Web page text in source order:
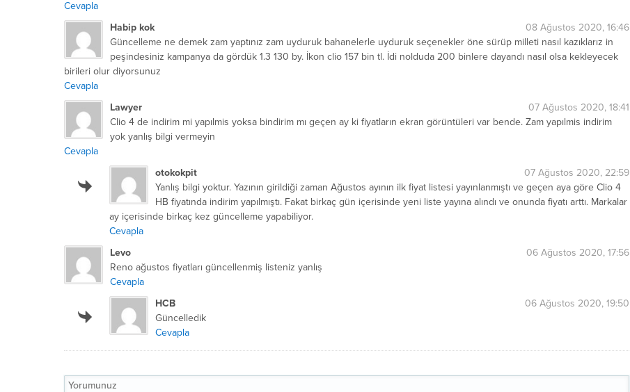
Cevapla
Habip kok
08 Ağustos 2020, 16:46
Güncelleme ne demek zam yaptınız zam uyduruk bahanelerle uyduruk seçenekler öne sürüp milleti nasıl kazıklarız in
peşindesiniz kampanya da gördük 1.3 130 by. İkon clio 157 bin tl. İdi nolduda 200 binlere dayandı nasıl olsa kekleyecek
birileri olur diyorsunuz
Cevapla
Lawyer
07 Ağustos 2020, 18:41
Clio 4 de indirim mi yapılmis yoksa bindirim mı geçen ay ki fiyatların ekran görüntüleri var bende. Zam yapılmis indirim
yok yanlış bilgi vermeyin
Cevapla
otokokpit
07 Ağustos 2020, 22:59
Yanlış bilgi yoktur. Yazının girildiği zaman Ağustos ayının ilk fiyat listesi yayınlanmıştı ve geçen aya göre Clio 4
HB fiyatında indirim yapılmıştı. Fakat birkaç gün içerisinde yeni liste yayına alındı ve onunda fiyatı arttı. Markalar
ay içerisinde birkaç kez güncelleme yapabiliyor.
Cevapla
Levo
06 Ağustos 2020, 17:56
Reno ağustos fiyatları güncellenmiş listeniz yanlış
Cevapla
HCB
06 Ağustos 2020, 19:50
Güncelledik
Cevapla